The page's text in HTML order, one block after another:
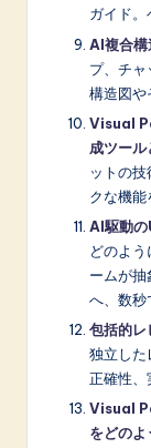
ガイド。
AI複合構
プ、チ
構造図や
Visual
成ツー
ットの
クな機能
AI駆動の
どのよ
ームが
へ、数秒
包括的
独立した
正確性、
Visual
をどの